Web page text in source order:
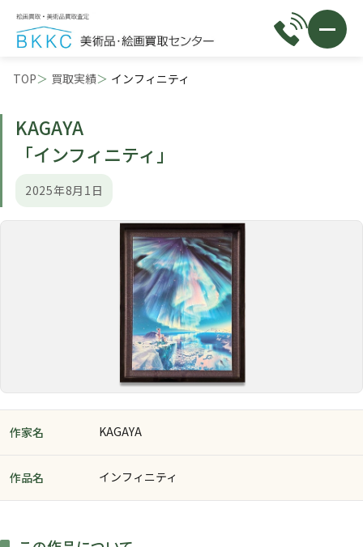
TOP 買取実績 インフィニティ
KAGAYA
「インフィニティ」
2025年8月1日
作家名 KAGAYA
作品名 インフィニティ